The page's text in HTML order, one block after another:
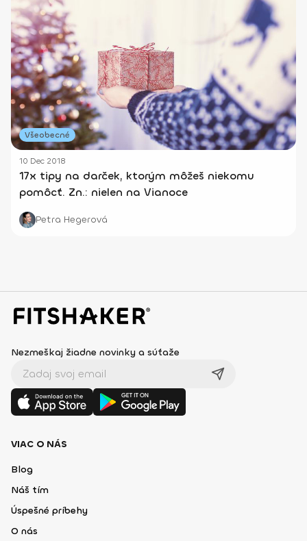
Všeobecné
10 Dec 2018
17x tipy na darček, ktorým môžeš niekomu
pomôcť. Zn.: nielen na Vianoce
Petra Hegerová
Nezmeškaj žiadne novinky a súťaže
VIAC O NÁS
Blog
Náš tím
Úspešné príbehy
O nás